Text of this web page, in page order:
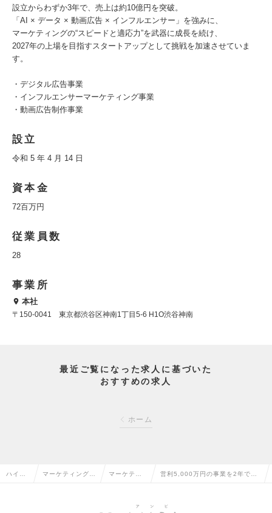
設立からわずか3年で、売上は約10億円を突破。
「AI × データ × 動画広告 × インフルエンサー」を強みに、
マーケティングの“スピードと適応力”を武器に成長を続け、
2027年の上場を目指すスタートアップとして挑戦を加速させていま
す。
・デジタル広告事業
・インフルエンサーマーケティング事業
・動画広告制作事業
設立
令和 5 年 4 月 14 日
資本金
72百万円
従業員数
28
事業所
本社
〒150-0041 東京都渋谷区神南1丁目5-6 H1O渋谷神南
最近ご覧になった求人に基づいた
おすすめの求人
ホーム
ハイク マーケティング・ マーケティ 営利5,000万円の事業を2年で5